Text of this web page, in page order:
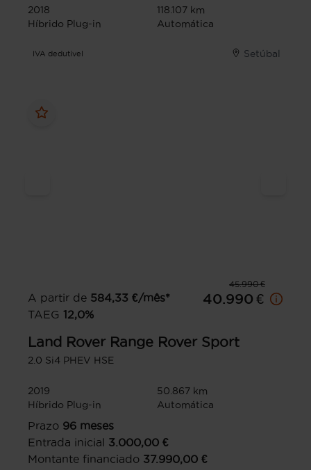
2018
118.107 km
Híbrido Plug-in
Automática
IVA dedutível Setúbal
45.990 €
A partir de 584,33 €/mês*
TAEG 12,0%
40.990 €
Land Rover Range Rover Sport
2.0 Si4 PHEV HSE
2019
50.867 km
Híbrido Plug-in
Automática
Prazo 96 meses
Entrada inicial
3.000,00 €
Montante financiado 37.990,00 €